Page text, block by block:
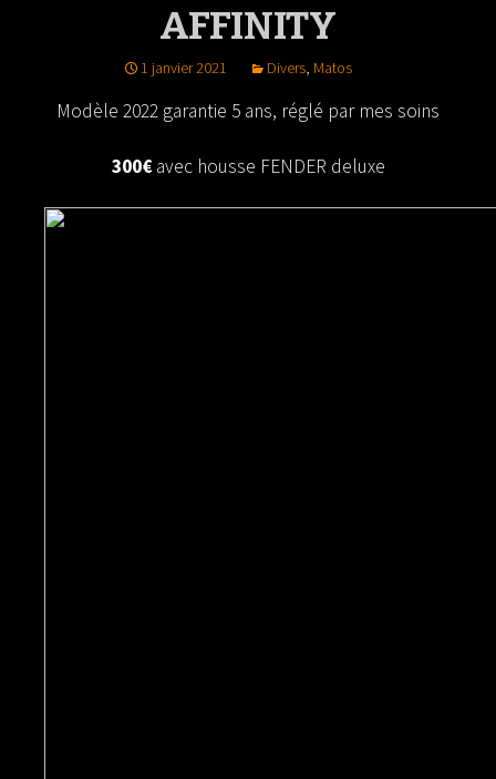
AFFINITY
1 janvier 2021 Divers, Matos
Modèle 2022 garantie 5 ans, réglé par mes soins
300€avec housse FENDER deluxe